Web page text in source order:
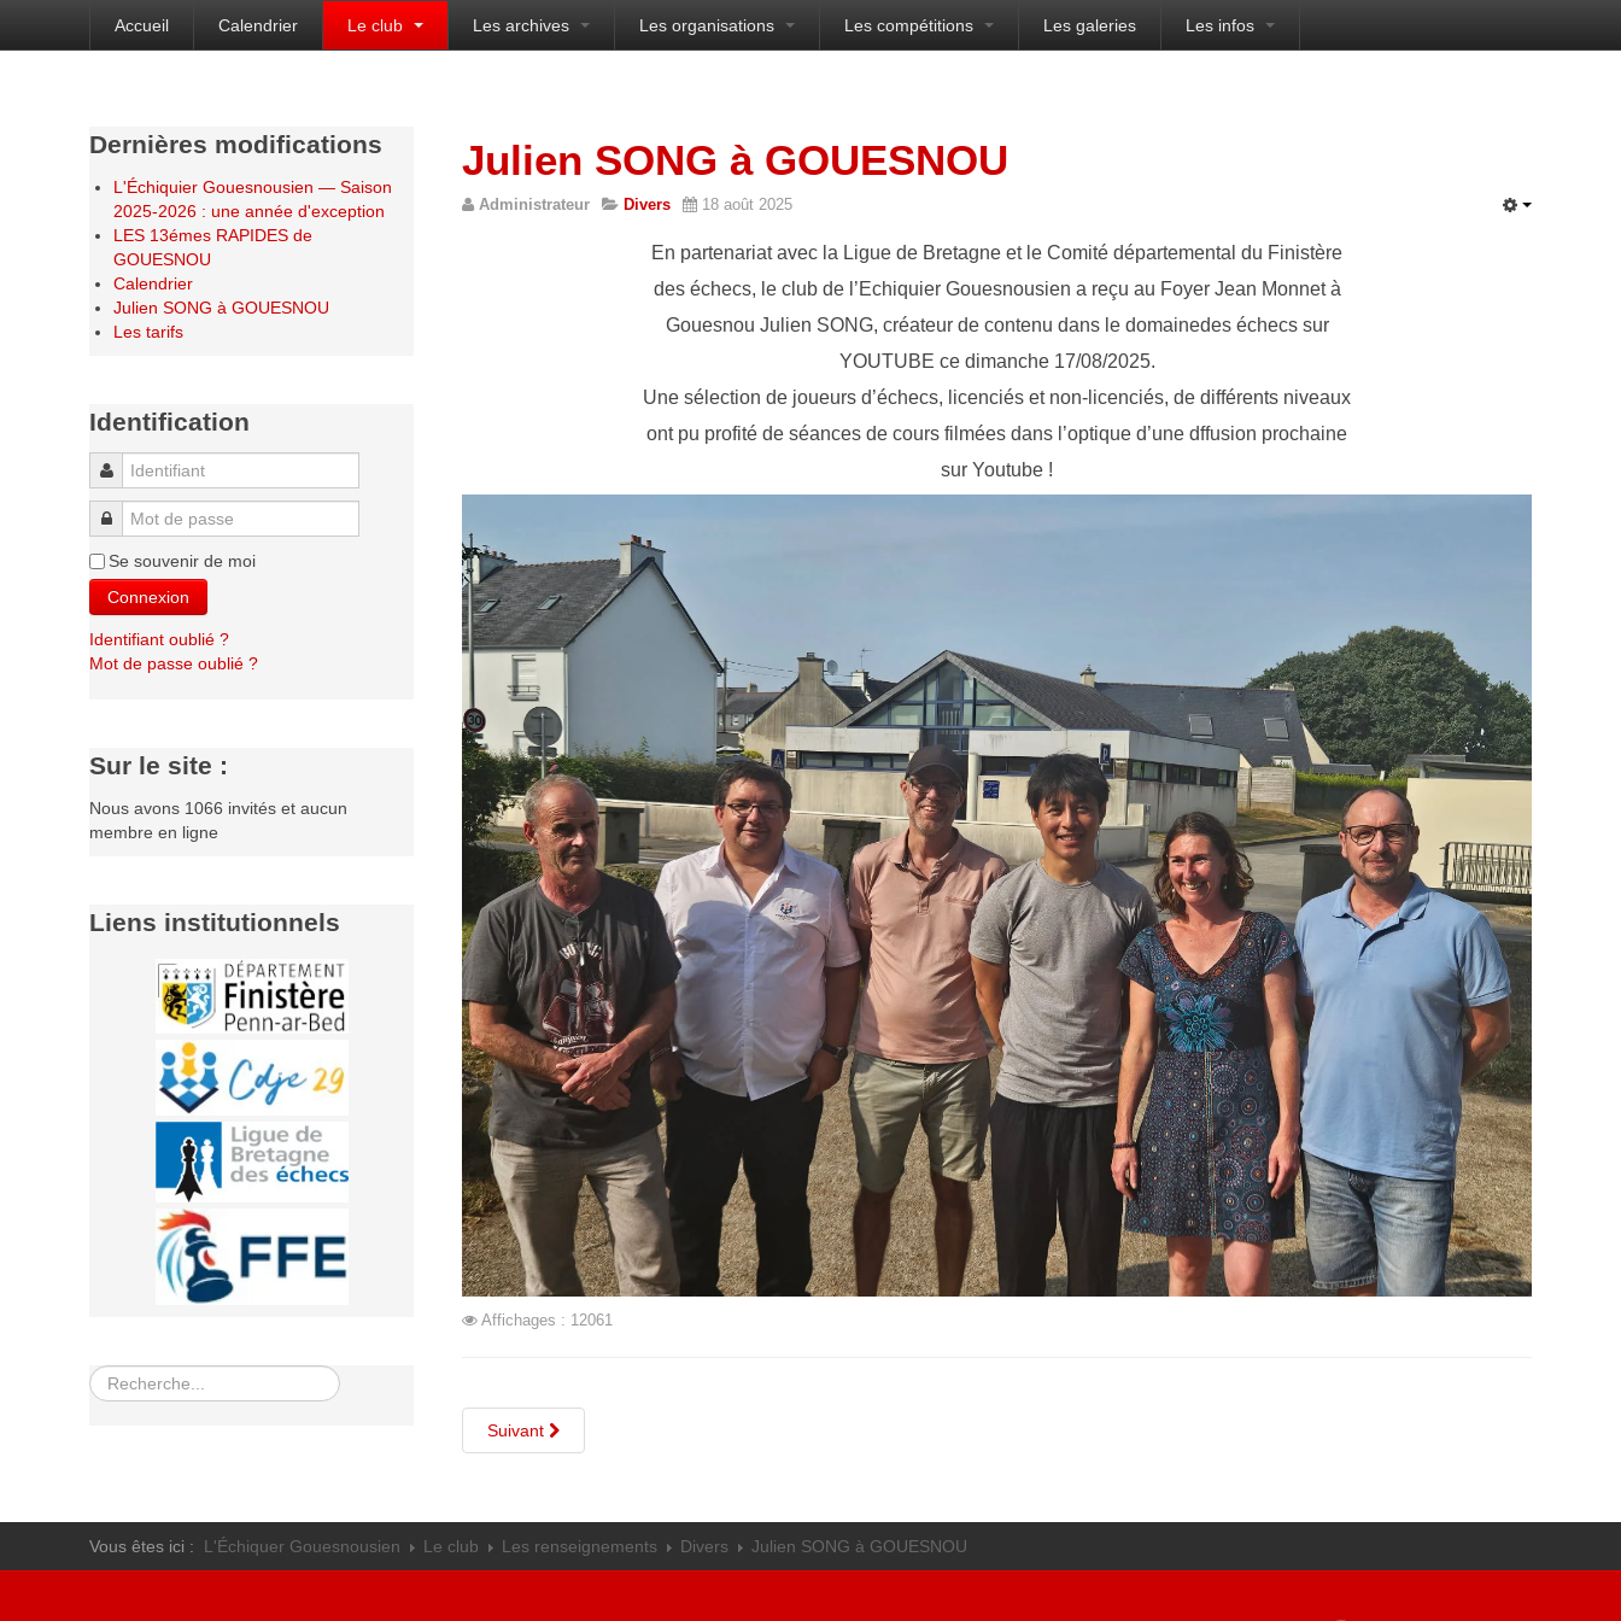
Bienvenue sur le site de l'Échiquier Gouesnousien
Accueil Calendrier Le club Les archives Les organisations Les compétitions Les galeries Les infos
Julien SONG à GOUESNOU
Administrateur Divers 18 août 2025
En partenariat avec la Ligue de Bretagne et le Comité départemental du Finistère
des échecs, le club de l’Echiquier Gouesnousien a reçu au Foyer Jean Monnet à
Gouesnou Julien SONG, créateur de contenu dans le domainedes échecs sur
YOUTUBE ce dimanche 17/08/2025.
Une sélection de joueurs d’échecs, licenciés et non-licenciés, de différents niveaux
ont pu profité de séances de cours filmées dans l’optique d’une dffusion prochaine
sur Youtube !
Affichages : 12061
Suivant
Dernières modifications
L'Échiquier Gouesnousien — Saison
2025-2026 : une année d'exception
LES 13émes RAPIDES de
GOUESNOU
Calendrier
Julien SONG à GOUESNOU
Les tarifs
Identification
Identifiant
Mot de passe
Se souvenir de moi
Connexion
Identifiant oublié ?
Mot de passe oublié ?
Sur le site :
Nous avons 1066 invités et aucun
membre en ligne
Liens institutionnels
Rechercher
Vous êtes ici : L'Échiquer Gouesnousien Le club Les renseignements Divers Julien SONG à GOUESNOU